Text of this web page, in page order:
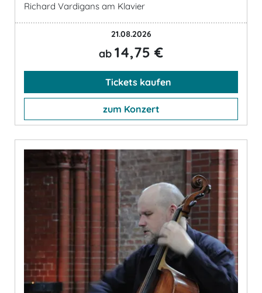
Richard Vardigans am Klavier
21.08.2026
ab 14,75 €
Tickets kaufen
zum Konzert